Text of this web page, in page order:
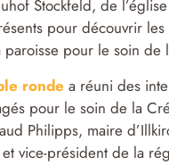
Stockfeld, de
pour découvrir les
pour le soin de
ronde a réuni des
pour le soin de la
Philipps, maire
vice-président de la